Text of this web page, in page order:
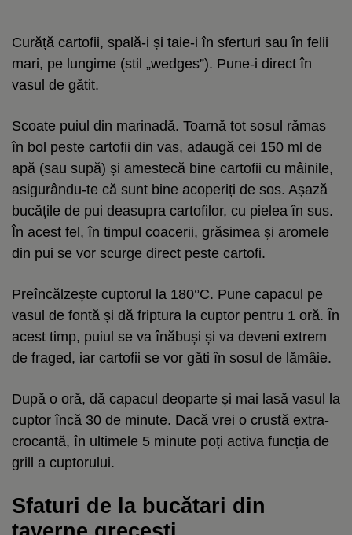
Curăță cartofii, spală-i și taie-i în sferturi sau în felii
mari, pe lungime (stil „wedges”). Pune-i direct în
vasul de gătit.
Scoate puiul din marinadă. Toarnă tot sosul rămas
în bol peste cartofii din vas, adaugă cei 150 ml de
apă (sau supă) și amestecă bine cartofii cu mâinile,
asigurându-te că sunt bine acoperiți de sos. Așază
bucățile de pui deasupra cartofilor, cu pielea în sus.
În acest fel, în timpul coacerii, grăsimea și aromele
din pui se vor scurge direct peste cartofi.
Preîncălzește cuptorul la 180°C. Pune capacul pe
vasul de fontă și dă friptura la cuptor pentru 1 oră. În
acest timp, puiul se va înăbuși și va deveni extrem
de fraged, iar cartofii se vor găti în sosul de lămâie.
După o oră, dă capacul deoparte și mai lasă vasul la
cuptor încă 30 de minute. Dacă vrei o crustă extra-
crocantă, în ultimele 5 minute poți activa funcția de
grill a cuptorului.
Sfaturi de la bucătari din